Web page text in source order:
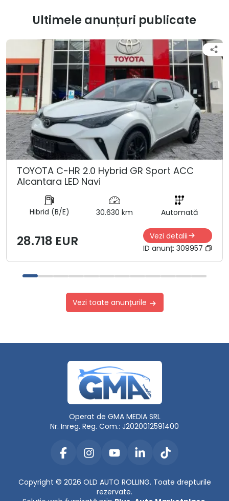
Ultimele anunțuri publicate
TOYOTA C-HR 2.0 Hybrid GR Sport ACC
Alcantara LED Navi
Hibrid (B/E) 30.630 km Automată
28.718 EUR
Vezi detalii
ID anunț: 309957
Vezi toate anunțurile
Operat de GMA MEDIA SRL
Nr. Inreg. Reg. Com.: J2020012591400
Copyright © 2026 OLD AUTO ROLLING. Toate drepturile
rezervate.